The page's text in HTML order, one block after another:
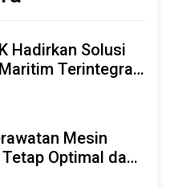
Hadirkan Solusi
Terintegrasi
IoT di Indonesia
Mesin
Optimal dan